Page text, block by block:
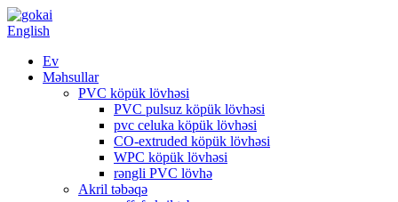
English
Ev
Məhsullar
PVC köpük lövhəsi
PVC pulsuz köpük lövhəsi
pvc celuka köpük lövhəsi
CO-extruded köpük lövhəsi
WPC köpük lövhəsi
rəngli PVC lövhə
Akril təbəqə